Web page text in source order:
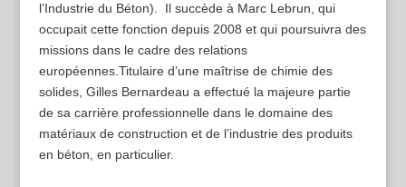
l’Industrie du Béton). Il succède à Marc Lebrun, qui
occupait cette fonction depuis 2008 et qui poursuivra des
missions dans le cadre des relations
européennes.Titulaire d’une maîtrise de chimie des
solides, Gilles Bernardeau a effectué la majeure partie
de sa carrière professionnelle dans le domaine des
matériaux de construction et de l’industrie des produits
en béton, en particulier.